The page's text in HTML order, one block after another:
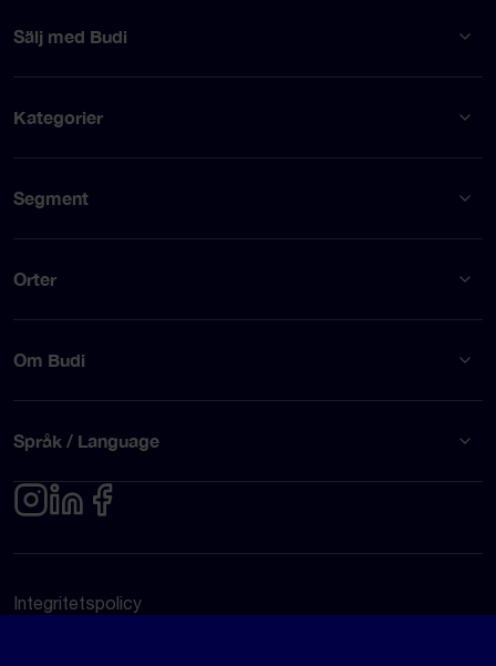
Sälj med Budi
Kategorier
Segment
Orter
Om Budi
Språk / Language
Integritetspolicy